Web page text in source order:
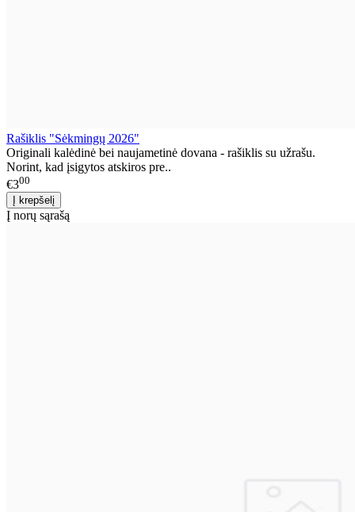
Rašiklis "Sėkmingų 2026"
Originali kalėdinė bei naujametinė dovana - rašiklis su užrašu.
Norint, kad įsigytos atskiros pre..
€300
Į norų sąrašą